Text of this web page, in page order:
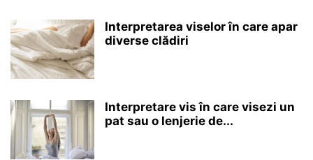
Interpretarea viselor în care apar
diverse clădiri
Interpretare vis în care visezi un
pat sau o lenjerie de...